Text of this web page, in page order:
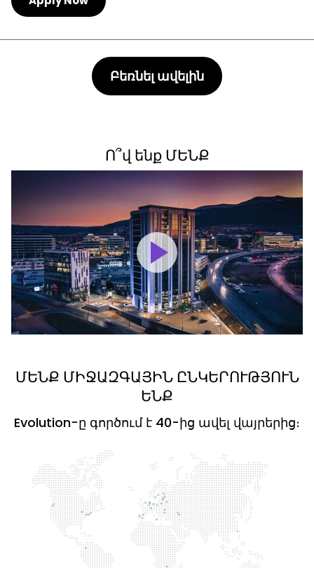
Բեռնել ավելին
Ո՞վ ենք ՄԵՆՔ
ՄԵՆՔ ՄԻՋԱԶԳԱՅԻՆ ԸՆԿԵՐՈՒԹՅՈՒՆ
ԵՆՔ
Evolution-ը գործում է 40-ից ավել վայրերից։